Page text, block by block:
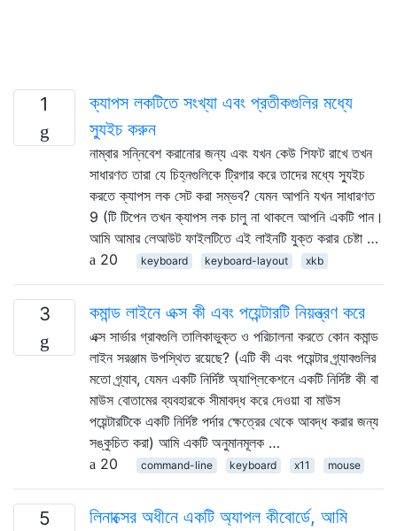
1
ক্যাপস লকটিতে সংখ্যা এবং প্রতীকগুলির মধ্যে
স্যুইচ করুন
নাম্বার সন্নিবেশ করানোর জন্য এবং যখন কেউ শিফট রাখে তখন
সাধারণত তারা যে চিহ্নগুলিকে ট্রিগার করে তাদের মধ্যে স্যুইচ
করতে ক্যাপস লক সেট করা সম্ভব? যেমন আপনি যখন সাধারণত
9 (টি টিপেন তখন ক্যাপস লক চালু না থাকলে আপনি একটি পান।
আমি আমার লেআউট ফাইলটিতে এই লাইনটি যুক্ত করার চেষ্টা …
20
keyboard keyboard-layout xkb
3 কমান্ড লাইনে এক্স কী এবং পয়েন্টারটি নিয়ন্ত্রণ করে
এক্স সার্ভার গ্রাবগুলি তালিকাভুক্ত ও পরিচালনা করতে কোন কমান্ড
লাইন সরঞ্জাম উপস্থিত রয়েছে? (এটি কী এবং পয়েন্টার গ্র্যাবগুলির
মতো গ্র্যাব, যেমন একটি নির্দিষ্ট অ্যাপ্লিকেশনে একটি নির্দিষ্ট কী বা
মাউস বোতামের ব্যবহারকে সীমাবদ্ধ করে দেওয়া বা মাউস
পয়েন্টারটিকে একটি নির্দিষ্ট পর্দার ক্ষেত্রের থেকে আবদ্ধ করার জন্য
সঙ্কুচিত করা) আমি একটি অনুমানমূলক …
20
command-line keyboard x11 mouse
5
লিনাক্সের অধীনে একটি অ্যাপল কীবোর্ডে, আমি